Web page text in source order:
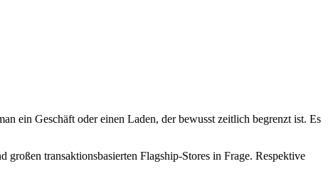
ein Geschäft oder einen Laden, der bewusst zeitlich begrenzt ist. Es
transaktionsbasierten Flagship-Stores in Frage. Respektive